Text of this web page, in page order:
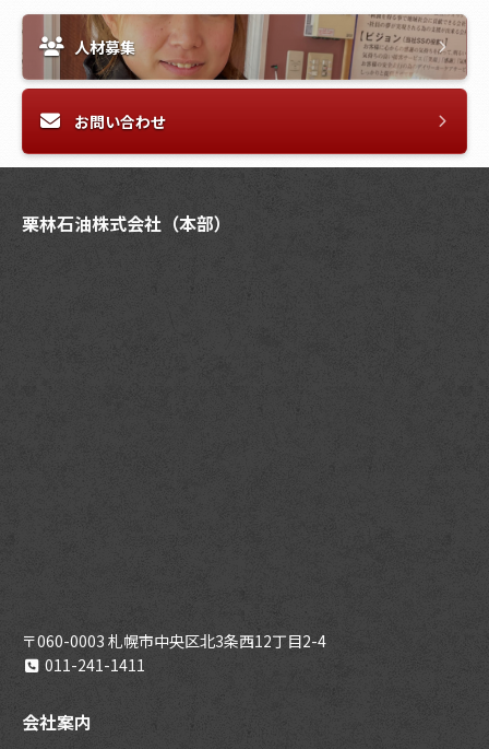
人材募集
お問い合わせ
栗林石油株式会社（本部）
〒060-0003 札幌市中央区北3条西12丁目2-4
011-241-1411
会社案内